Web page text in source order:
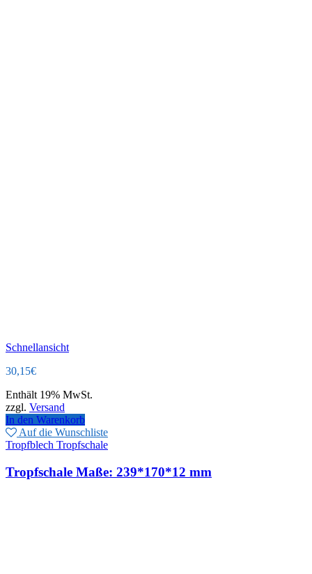
Schnellansicht
30,15€
Enthält 19% MwSt.
zzgl. Versand
In den Warenkorb
Auf die Wunschliste
Tropfblech Tropfschale
Tropfschale Maße: 239*170*12 mm